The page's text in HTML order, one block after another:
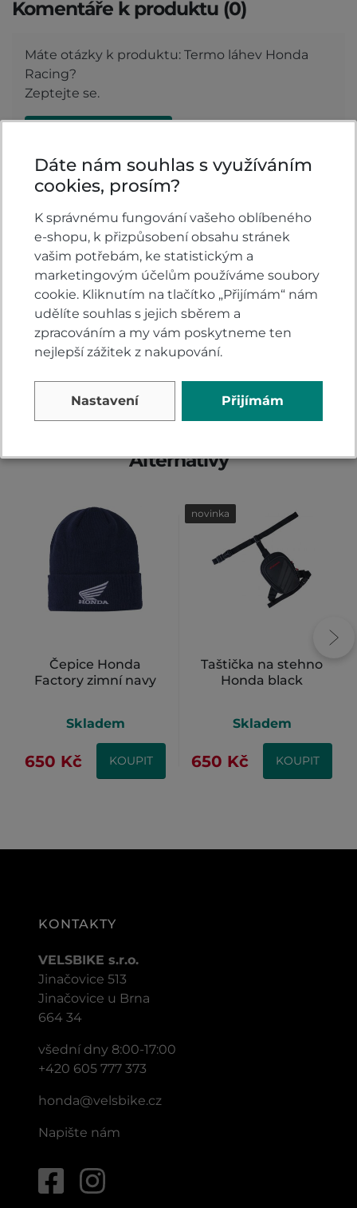
Komentáře k produktu (0)
Máte otázky k produktu: Termo láhev Honda
Racing?
Zeptejte se.
Hodnocení produktu
Přidejte vlastní hodnocení produktu a pomožte
tak dalším nakupujícím.
Hodnoťte.
PŘIDAT VLASTNÍ HODNOCENÍ
Alternativy
Čepice Honda
Factory zimní navy
Skladem
650 Kč KOUPIT
Taštička na stehno
Honda black
novinka
Skladem
650 Kč KOUPIT
KONTAKTY
VELSBIKE s.r.o.
Jinačovice 513
Jinačovice u Brna
664 34
všední dny 8:00-17:00
+420 605 777 373
honda@velsbike.cz
Napište nám
Dáte nám souhlas s využíváním
cookies, prosím?
K správnému fungování vašeho oblíbeného
e-shopu, k přizpůsobení obsahu stránek
vašim potřebám, ke statistickým a
marketingovým účelům používáme soubory
cookie. Kliknutím na tlačítko „Přijímám“ nám
udělíte souhlas s jejich sběrem a
zpracováním a my vám poskytneme ten
nejlepší zážitek z nakupování.
Nastavení Přijímám